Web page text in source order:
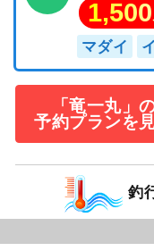
1,500
マダイ
「竜一丸」
予約プランを
釣